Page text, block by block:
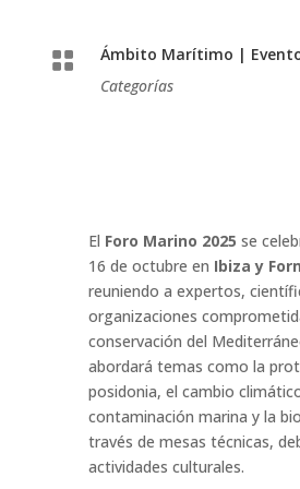
 Ámbito Marítimo |
Categorías
El Foro Marino 2025 se
16 de octubre en Ibiza y
reuniendo a expertos,
organizaciones
conservación del
abordará temas como la
posidonia, el cambio
contaminación marina y la
través de mesas técnicas,
actividades culturales.